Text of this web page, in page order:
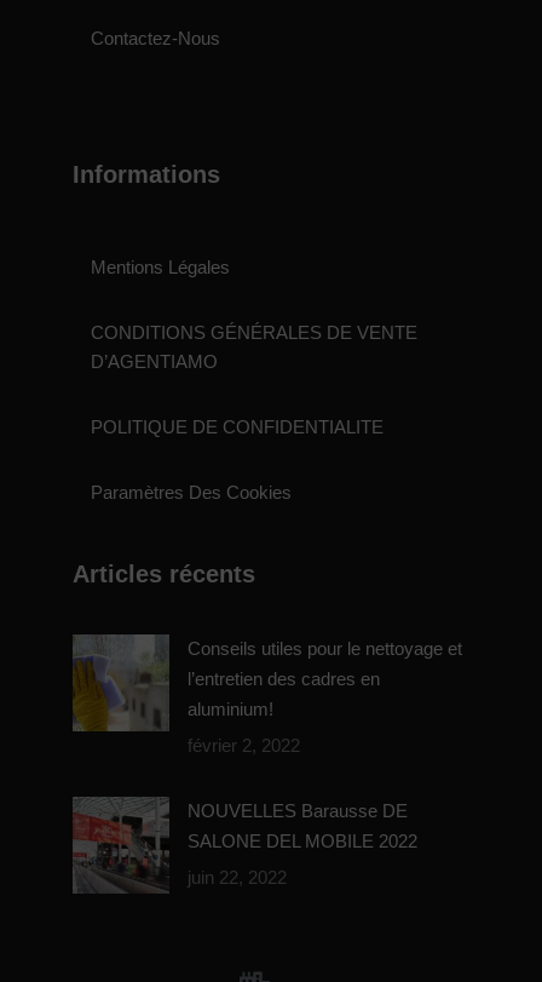
Contactez-Nous
Informations
Mentions Légales
CONDITIONS GÉNÉRALES DE VENTE
D’AGENTIAMO
POLITIQUE DE CONFIDENTIALITE
Paramètres Des Cookies
Articles récents
Conseils utiles pour le nettoyage et
l’entretien des cadres en
aluminium!
février 2, 2022
NOUVELLES Barausse DE
SALONE DEL MOBILE 2022
juin 22, 2022